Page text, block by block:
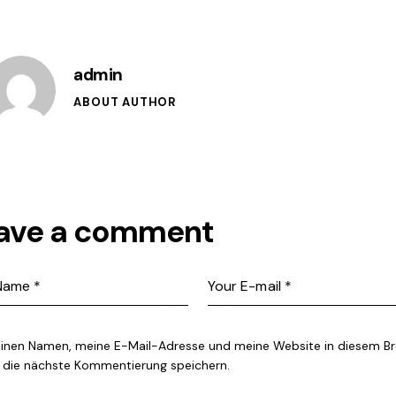
admin
ABOUT AUTHOR
a comment
Namen, meine E-Mail-Adresse und meine Website in diesem
nächste Kommentierung speichern.